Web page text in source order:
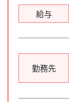
給与
勤務先